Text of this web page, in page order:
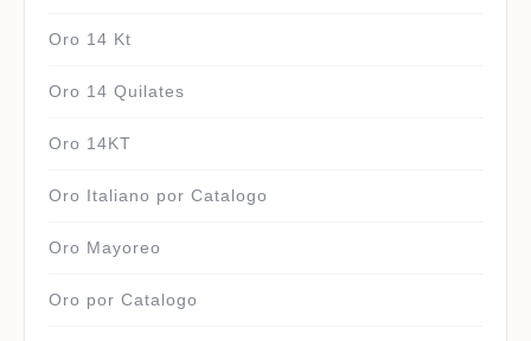
Oro 14 Kt
Oro 14 Quilates
Oro 14KT
Oro Italiano por Catalogo
Oro Mayoreo
Oro por Catalogo